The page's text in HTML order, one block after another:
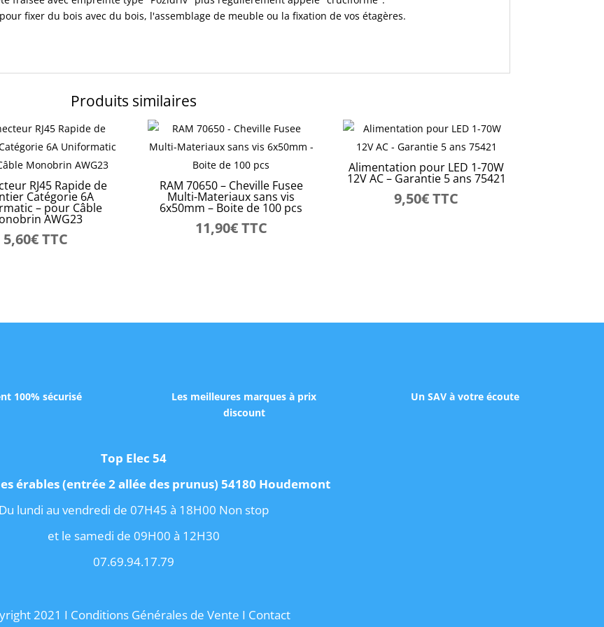
fixer du bois avec du bois, l'assemblage de meuble ou la fixation de vos étagères.
Produits similaires
RJ45 Rapide de
Catégorie 6A
– pour Câble
AWG23
5,60€ TTC
RAM 70650 – Cheville Fusee
Multi-Materiaux sans vis
6x50mm – Boite de 100 pcs
11,90€TTC
Alimentation pour LED 1-70W
12V AC – Garantie 5 ans 75421
9,50€ TTC
100% sécurisé
Les meilleures marques à prix
discount
Un SAV à votre écoute
Top Elec 54
érables (entrée 2 allée des prunus) 54180 Houdemont
Du lundi au vendredi de 07H45 à 18H00 Non stop
et le samedi de 09H00 à 12H30
07.69.94.17.79
2021 I Conditions Générales de Vente I Contact